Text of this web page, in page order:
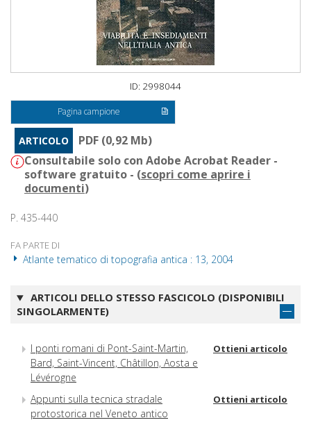
ID: 2998044
Pagina campione
ARTICOLO
PDF (0,92 Mb)
Consultabile solo con Adobe Acrobat Reader -
software gratuito - (scopri come aprire i
documenti)
P. 435-440
FA PARTE DI
Atlante tematico di topografia antica : 13, 2004
ARTICOLI DELLO STESSO FASCICOLO (DISPONIBILI
SINGOLARMENTE)
I ponti romani di Pont-Saint-Martin,
Bard, Saint-Vincent, Châtillon, Aosta e
Lévérogne
Ottieni articolo
Appunti sulla tecnica stradale
protostorica nel Veneto antico
Ottieni articolo